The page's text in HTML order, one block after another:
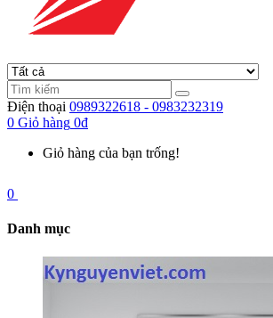
Điện thoại 0989322618 - 0983232319
0 Giỏ hàng 0đ
Giỏ hàng của bạn trống!
0
Danh mục